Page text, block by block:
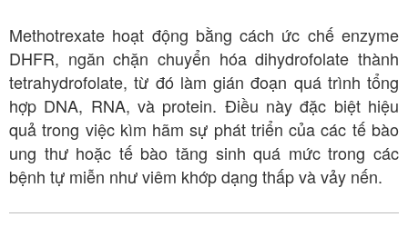
Methotrexate hoạt động bằng cách ức chế enzyme
DHFR, ngăn chặn chuyển hóa dihydrofolate thành
tetrahydrofolate, từ đó làm gián đoạn quá trình tổng
hợp DNA, RNA, và protein. Điều này đặc biệt hiệu
quả trong việc kìm hãm sự phát triển của các tế bào
ung thư hoặc tế bào tăng sinh quá mức trong các
bệnh tự miễn như viêm khớp dạng thấp và vảy nến.